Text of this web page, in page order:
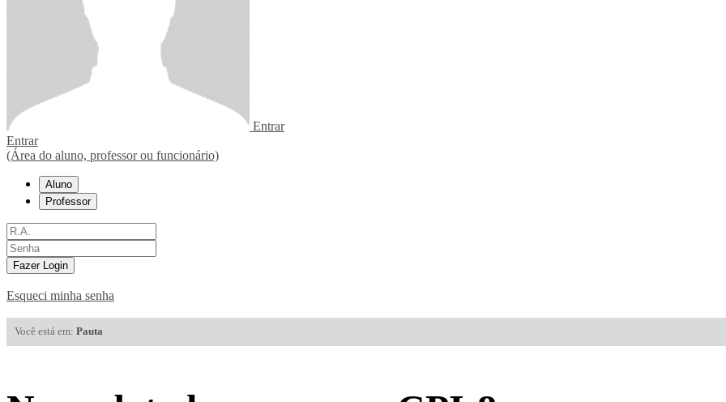
Entrar
Entrar
(Área do aluno, professor ou funcionário)
Aluno
Professor
Fazer Login
Esqueci minha senha
Você está em: Pauta